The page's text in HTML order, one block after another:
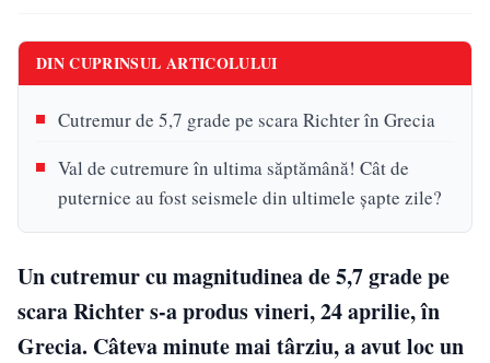
DIN CUPRINSUL ARTICOLULUI
Cutremur de 5,7 grade pe scara Richter în Grecia
Val de cutremure în ultima săptămână! Cât de
puternice au fost seismele din ultimele șapte zile?
Un cutremur cu magnitudinea de 5,7 grade pe
scara Richter s-a produs vineri, 24 aprilie, în
Grecia. Câteva minute mai târziu, a avut loc un